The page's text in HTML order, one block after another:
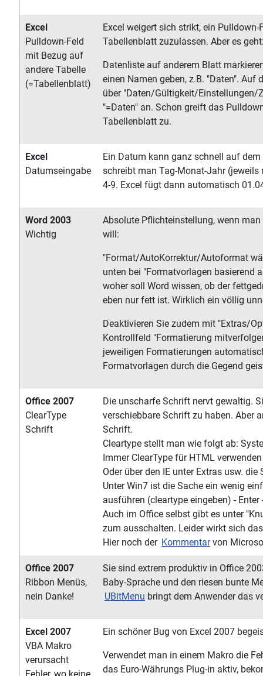
Excel
Pulldown-Feld
mit Bezug auf
andere Tabelle
(=Tabellenblatt)
Excel weigert sich strikt, ein
Tabellenblatt zuzulassen. Aber es
Datenliste auf anderem Blatt
einen Namen geben, z.B. "Daten".
über "Daten/Gültigkeit/Einstellungen/
"=Daten" an. Schon greift das
Tabellenblatt zu.
Excel
Datumseingabe
Ein Datum kann ganz schnell auf
schreibt man Tag-Monat-Jahr
4-9. Excel fügt dann automatisch
Word 2003
Wichtig
Absolute Pflichteinstellung, wenn
will:
"Format/AutoKorrektur/Autoformat
unten bei "Formatvorlagen basierend
woher soll Word wissen, ob der
eben nur fett ist. Wirklich ein völlig
Deaktivieren Sie zudem mit "Extras/
Kontrollfeld "Formatierung
jeweiligen Formatierungen
Formatvorlagen durch die Gegend
Office 2007
ClearType
Schrift
Die unscharfe Schrift nervt gewaltig.
verschiebbare Schrift zu haben. Aber
Schrift.
Cleartype stellt man wie folgt ab:
Immer ClearType für HTML
Oder über den IE unter Extras usw.
Unter Win7 ist die Sache ein wenig
ausführen (cleartype eingeben) -
Auch im Office selbst gibt es unter
zum ausschalten. Leider wirkt sich
Hier noch der Kommentarvon
Office 2007
Ribbon Menüs,
nein Danke!
Sie sind extrem produktiv in Office
Baby-Sprache und den riesen bunte
UBitMenu bringt dem Anwender das
Excel 2007
VBA Makro
verursacht
Ein schöner Bug von Excel 2007
Verwendet man in einem Makro die
das Euro-Währungs Plug-in aktiv,